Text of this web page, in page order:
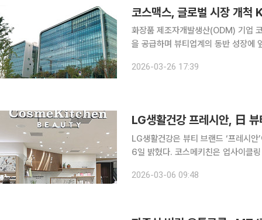
화장품 제조자개발생산(ODM) 기업
을 공급하며 뷰티업계의 동반 성장에
당시 국내 화장품 시장은 브랜드사가
2026-03-26 17:39
LG생활건강 프레시안, 日 뷰
LG생활건강은 뷰티 브랜드 ‘프레시안
6일 밝혔다. 코스메키친은 업사이클링 원재료를 비롯한 지속가능한 성분으로 생산된 뷰티 제품들을
2026-03-06 09:48